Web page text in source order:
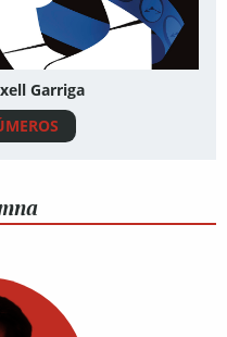
Garriga